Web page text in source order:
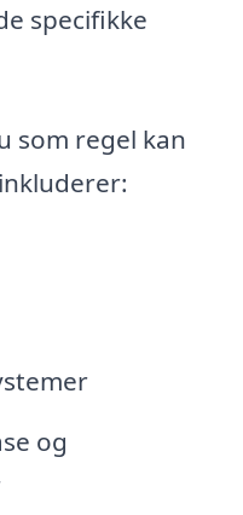
specifikke
som regel kan
og